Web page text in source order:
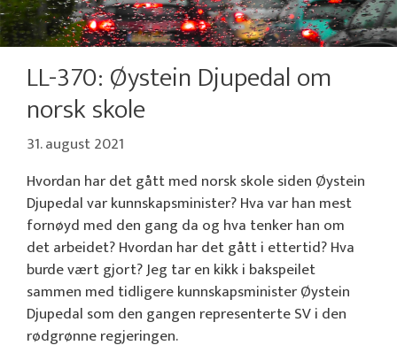
LL-370: Øystein Djupedal om
norsk skole
31. august 2021
Hvordan har det gått med norsk skole siden Øystein
Djupedal var kunnskapsminister? Hva var han mest
fornøyd med den gang da og hva tenker han om
det arbeidet? Hvordan har det gått i ettertid? Hva
burde vært gjort? Jeg tar en kikk i bakspeilet
sammen med tidligere kunnskapsminister Øystein
Djupedal som den gangen representerte SV i den
rødgrønne regjeringen.